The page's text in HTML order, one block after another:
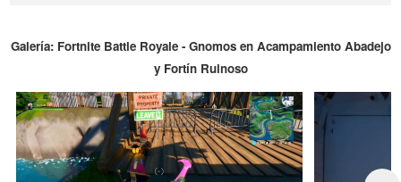
Galería: Fortnite Battle Royale - Gnomos en Acampamiento Abadejo
y Fortín Ruinoso